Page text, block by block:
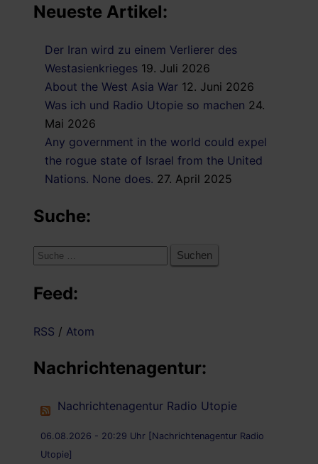
Neueste Artikel:
Der Iran wird zu einem Verlierer des
Westasienkrieges 19. Juli 2026
About the West Asia War 12. Juni 2026
Was ich und Radio Utopie so machen 24.
Mai 2026
Any government in the world could expel
the rogue state of Israel from the United
Nations. None does. 27. April 2025
Suche:
Suche
Feed:
RSS / Atom
Nachrichtenagentur:
Nachrichtenagentur Radio Utopie
06.08.2026 - 20:29 Uhr [Nachrichtenagentur Radio
Utopie]